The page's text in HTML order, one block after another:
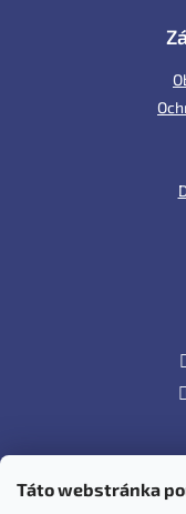
Táto webstránka